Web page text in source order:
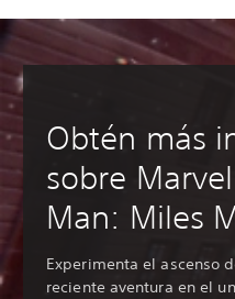
Obtén más
sobre
Man: Miles
Experimenta el ascenso
reciente aventura en el